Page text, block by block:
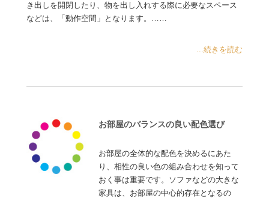
き出しを開閉したり、物を出し入れする際に必要なスペース
などは、「動作空間」となります。……
...続きを読む
お部屋のバランスの良い配色選び
お部屋の全体的な配色を決めるにあた
り、相性の良い色の組み合わせを知って
おく事は重要です。ソファなどの大きな
家具は、お部屋の中心的存在となるの